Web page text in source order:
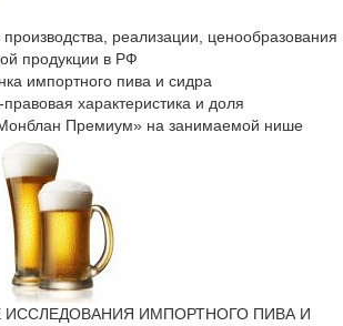
реализации, ценообразования
продукции в РФ
импортного пива и сидра
характеристика и доля
Премиум» на занимаемой нише
ИССЛЕДОВАНИЯ ИМПОРТНОГО ПИВА И